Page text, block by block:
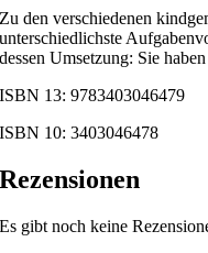
Zu den verschiedenen
unterschiedlichste
dessen Umsetzung: Sie
ISBN 13: 9783403046479
ISBN 10: 3403046478
Rezensionen
Es gibt noch keine